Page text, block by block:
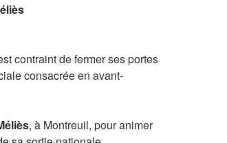
contraint de fermer ses portes
consacrée en avant-
, à Montreuil, pour animer